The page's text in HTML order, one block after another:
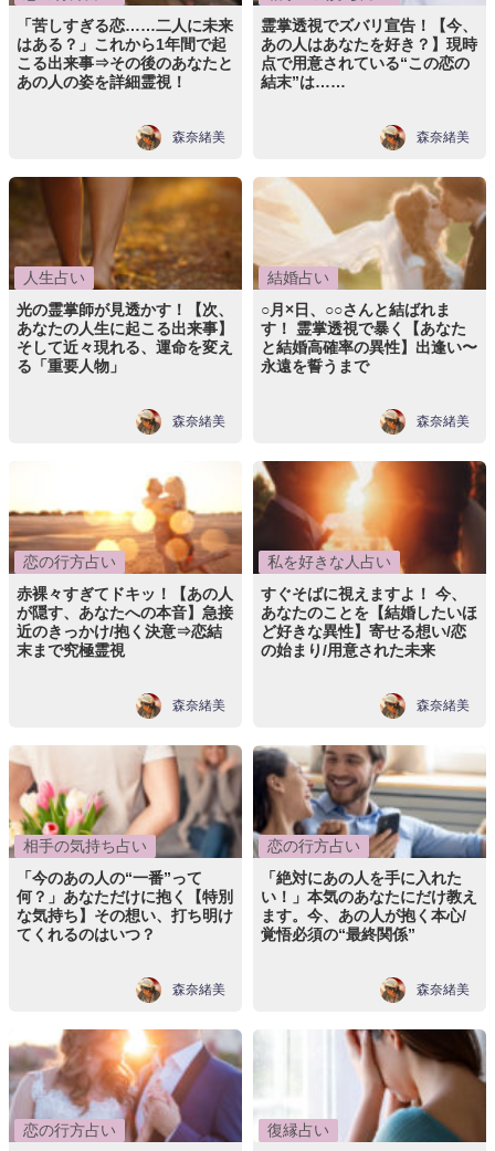
「苦しすぎる恋……二人に未来
はある？」これから1年間で起
こる出来事⇒その後のあなたと
あの人の姿を詳細霊視！
森奈緒美
霊掌透視でズバリ宣告！【今、
あの人はあなたを好き？】現時
点で用意されている“この恋の
結末”は……
森奈緒美
人生占い
光の霊掌師が見透かす！【次、
あなたの人生に起こる出来事】
そして近々現れる、運命を変え
る「重要人物」
森奈緒美
結婚占い
○月×日、○○さんと結ばれま
す！ 霊掌透視で暴く【あなた
と結婚高確率の異性】出逢い〜
永遠を誓うまで
森奈緒美
恋の行方占い
赤裸々すぎてドキッ！【あの人
が隠す、あなたへの本音】急接
近のきっかけ/抱く決意⇒恋結
末まで究極霊視
森奈緒美
私を好きな人占い
すぐそばに視えますよ！ 今、
あなたのことを【結婚したいほ
ど好きな異性】寄せる想い/恋
の始まり/用意された未来
森奈緒美
相手の気持ち占い
「今のあの人の“一番”って
何？」あなただけに抱く【特別
な気持ち】その想い、打ち明け
てくれるのはいつ？
森奈緒美
恋の行方占い
「絶対にあの人を手に入れた
い！」本気のあなたにだけ教え
ます。今、あの人が抱く本心/
覚悟必須の“最終関係”
森奈緒美
恋の行方占い
復縁占い